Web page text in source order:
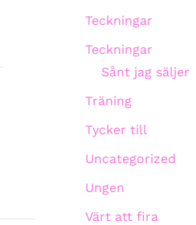
Teckningar
Teckningar
Sånt jag säljer
Träning
Tycker till
Uncategorized
Ungen
Värt att fira